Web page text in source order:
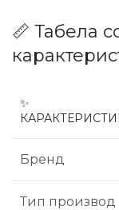
📏 Табела
✨
Бренд
Тип производ